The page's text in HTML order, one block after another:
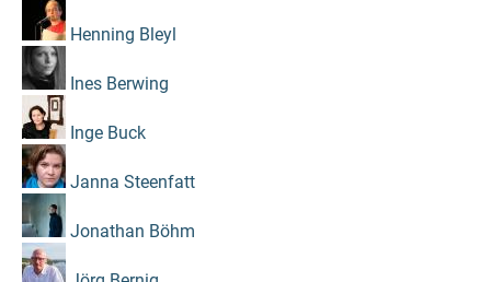
Henning Bleyl
Ines Berwing
Inge Buck
Janna Steenfatt
Jonathan Böhm